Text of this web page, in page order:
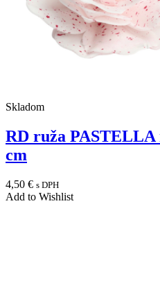
Skladom
RD ruža PASTELLA
cm
4,50 € s DPH
Add to Wishlist